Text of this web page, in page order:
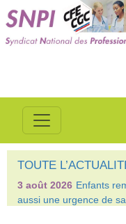
TOUTE
3 août 2026 Enfants
aussi une urgence de